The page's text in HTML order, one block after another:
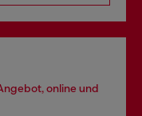
online und